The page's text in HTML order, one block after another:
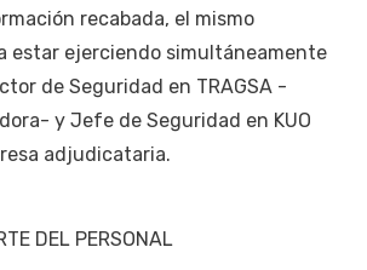
recabada, el mismo
estar ejerciendo simultáneamente
de Seguridad en TRAGSA -
y Jefe de Seguridad en KUO
adjudicataria.
DEL PERSONAL